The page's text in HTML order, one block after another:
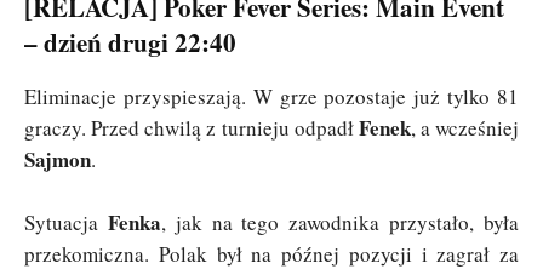
– dzień drugi 22:40
Eliminacje przyspieszają. W grze pozostaje już tylko 81
graczy. Przed chwilą z turnieju odpadłFenek, a wcześniej
Sajmon.
Sytuacja Fenka, jak na tego zawodnika przystało, była
przekomiczna. Polak był na późnej pozycji i zagrał za